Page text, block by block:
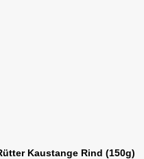
Kaustange Rind (150g)